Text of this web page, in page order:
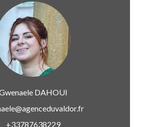
DAHOUI
+33787638229